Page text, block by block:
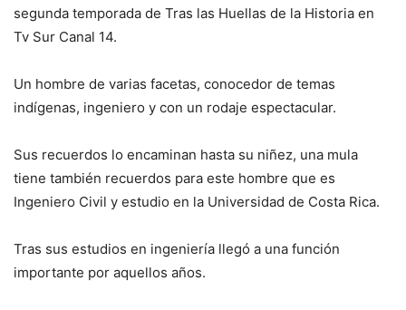
segunda temporada de Tras las Huellas de la Historia en
Tv Sur Canal 14.
Un hombre de varias facetas, conocedor de temas
indígenas, ingeniero y con un rodaje espectacular.
Sus recuerdos lo encaminan hasta su niñez, una mula
tiene también recuerdos para este hombre que es
Ingeniero Civil y estudio en la Universidad de Costa Rica.
Tras sus estudios en ingeniería llegó a una función
importante por aquellos años.